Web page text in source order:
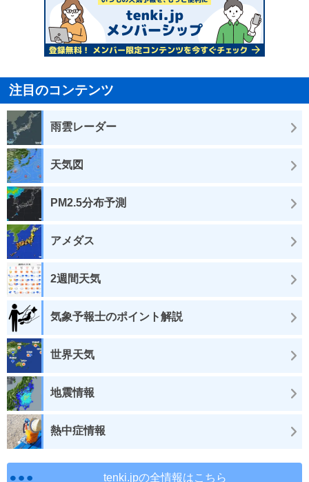
注目のコンテンツ
雨雲レーダー
天気図
PM2.5分布予測
アメダス
2週間天気
気象予報士のポイント解説
世界天気
地震情報
熱中症情報
tenki.jpの全情報はこちら